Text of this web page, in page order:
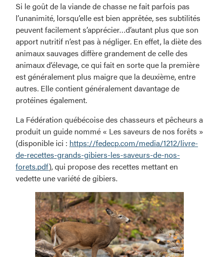
Si le goût de la viande de chasse ne fait parfois pas
l’unanimité, lorsqu’elle est bien apprêtée, ses subtilités
peuvent facilement s’apprécier…d’autant plus que son
apport nutritif n’est pas à négliger. En effet, la diète des
animaux sauvages diffère grandement de celle des
animaux d’élevage, ce qui fait en sorte que la première
est généralement plus maigre que la deuxième, entre
autres. Elle contient généralement davantage de
protéines également.
La Fédération québécoise des chasseurs et pêcheurs a
produit un guide nommé « Les saveurs de nos forêts »
(disponible ici : https://fedecp.com/media/1212/livre-
de-recettes-grands-gibiers-les-saveurs-de-nos-
forets.pdf), qui propose des recettes mettant en
vedette une variété de gibiers.